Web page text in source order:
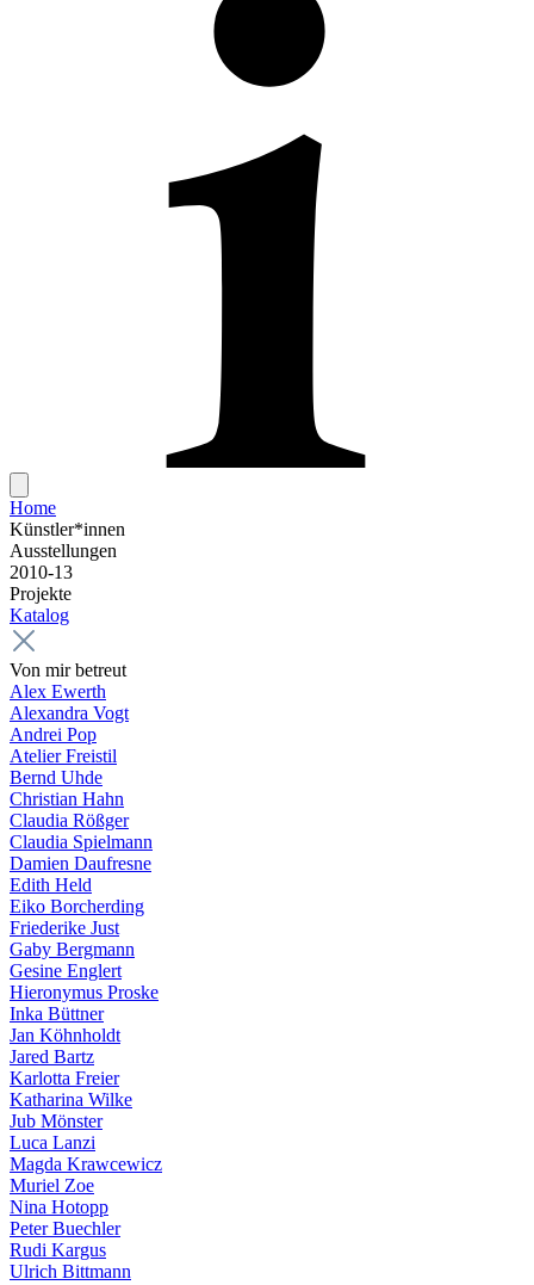
Home
Künstler*innen
Ausstellungen
2010-13
Projekte
Katalog
Von mir betreut
Alex Ewerth
Alexandra Vogt
Andrei Pop
Atelier Freistil
Bernd Uhde
Christian Hahn
Claudia Rößger
Claudia Spielmann
Damien Daufresne
Edith Held
Eiko Borcherding
Friederike Just
Gaby Bergmann
Gesine Englert
Hieronymus Proske
Inka Büttner
Jan Köhnholdt
Jared Bartz
Karlotta Freier
Katharina Wilke
Jub Mönster
Luca Lanzi
Magda Krawcewicz
Muriel Zoe
Nina Hotopp
Peter Buechler
Rudi Kargus
Ulrich Bittmann